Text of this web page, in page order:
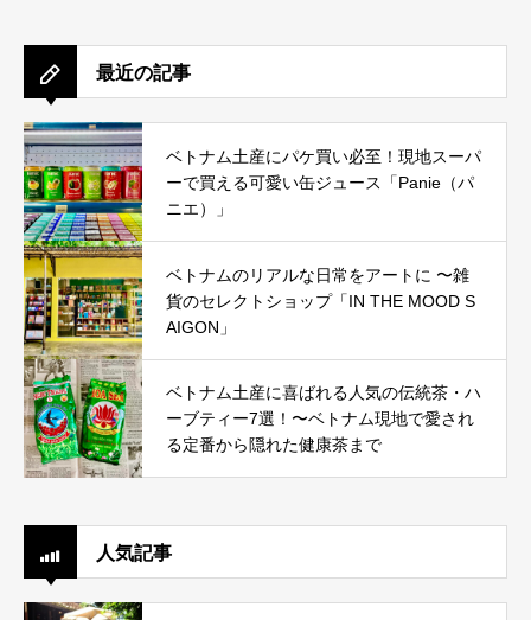
最近の記事
ベトナム土産にパケ買い必至！現地スーパ
ーで買える可愛い缶ジュース「Panie（パ
ニエ）」
ベトナムのリアルな日常をアートに 〜雑
貨のセレクトショップ「IN THE MOOD S
AIGON」
ベトナム土産に喜ばれる人気の伝統茶・ハ
ーブティー7選！〜ベトナム現地で愛され
る定番から隠れた健康茶まで
人気記事